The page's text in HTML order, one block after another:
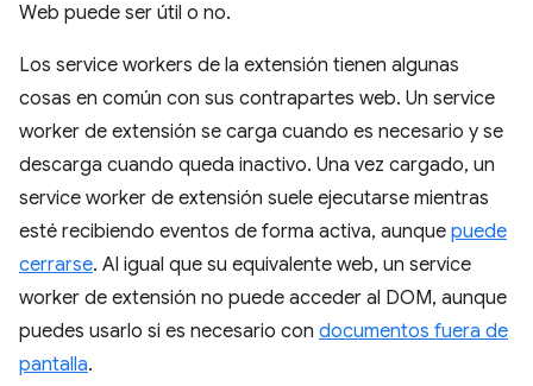
Web puede ser útil o no.
Los service workers de la extensión tienen algunas
cosas en común con sus contrapartes web. Un service
worker de extensión se carga cuando es necesario y se
descarga cuando queda inactivo. Una vez cargado, un
service worker de extensión suele ejecutarse mientras
esté recibiendo eventos de forma activa, aunque puede
cerrarse. Al igual que su equivalente web, un service
worker de extensión no puede acceder al DOM, aunque
puedes usarlo si es necesario con documentos fuera de
pantalla.